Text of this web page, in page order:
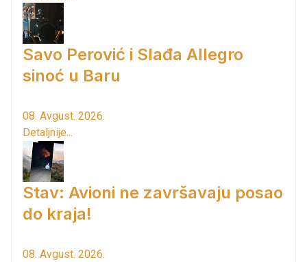
Savo Perović i Slađa Allegro
sinoć u Baru
08. Avgust. 2026.
Detaljnije...
Stav: Avioni ne završavaju posao
do kraja!
08. Avgust. 2026.